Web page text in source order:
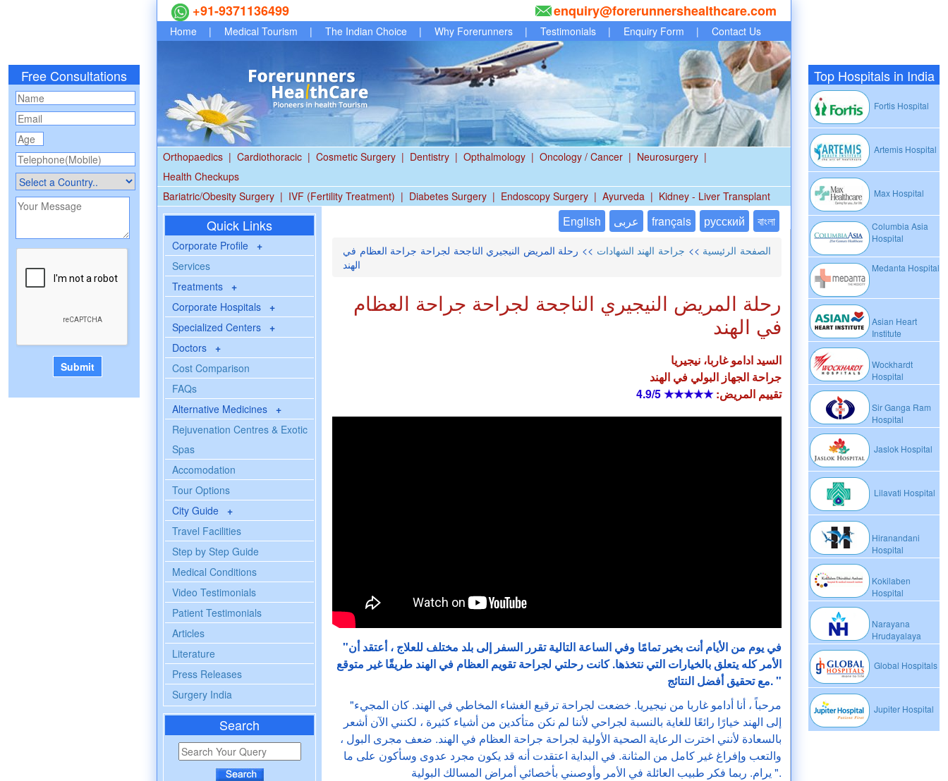
Free Consultations Top Hospitals in India
Fortis Hospital
Artemis Hospital
Max Hospital
Columbia Asia
Hospital
Medanta Hospital
Asian Heart
Institute
Wockhardt
Hospital
Sir Ganga Ram
Hospital
Jaslok Hospital
Lilavati Hospital
Hiranandani
Hospital
Kokilaben
Hospital
Narayana
Hrudayalaya
Global Hospitals
Jupiter Hospital
+91-9371136499 enquiry@forerunnershealthcare.com
Home | Medical Tourism | The Indian Choice | Why Forerunners | Testimonials | Enquiry Form | Contact Us
Orthopaedics | Cardiothoracic | Cosmetic Surgery | Dentistry | Opthalmology | Oncology / Cancer | Neurosurgery |
Health Checkups
Bariatric/Obesity Surgery | IVF (Fertility Treatment) | Diabetes Surgery | Endoscopy Surgery | Ayurveda | Kidney - Liver Transplant
Quick Links
Corporate Profile +
Services
Treatments +
Corporate Hospitals +
Specialized Centers +
Doctors +
Cost Comparison
FAQs
Alternative Medicines +
Rejuvenation Centres & Exotic
Spas
Accomodation
Tour Options
City Guide +
Travel Facilities
Step by Step Guide
Medical Conditions
Video Testimonials
Patient Testimonials
Articles
Literature
Press Releases
Surgery India
Search
English عربى français русский বাংলা
الصفحة الرئيسية >> جراحة الهند الشهادات >> رحلة المريض النيجيري الناجحة لجراحة جراحة العظام في
الهند
رحلة المريض النيجيري الناجحة لجراحة جراحة العظام
في الهند
السيد ادامو غاربا، نيجيريا
جراحة الجهاز البولي في الهند
تقييم المريض:★★★★★
4.9/5
"في يوم من الأيام أنت بخير تمامًا وفي الساعة التالية تقرر السفر إلى بلد مختلف للعلاج ، أعتقد أن
الأمر كله يتعلق بالخيارات التي نتخذها. كانت رحلتي لجراحة تقويم العظام في الهند طريقًا غير متوقع
مع تحقيق أفضل النتائج. "
"مرحباً ، أنا أدامو غاربا من نيجيريا. خضعت لجراحة ترقيع الغشاء المخاطي في الهند. كان المجيء
إلى الهند خيارًا رائعًا للغاية بالنسبة لجراحي لأننا لم نكن متأكدين من أشياء كثيرة ، لكنني الآن أشعر
بالسعادة لأنني اخترت الرعاية الصحية الأولية لجراحة جراحة العظام في الهند. ضعف مجرى البول ،
والتعب وإفراغ غير كامل من المثانة. في البداية اعتقدت أنه قد يكون مجرد عدوى وسأكون على ما
يرام. ربما فكر طبيب العائلة في الأمر وأوصىني بأخصائي أمراض المسالك البولية ".